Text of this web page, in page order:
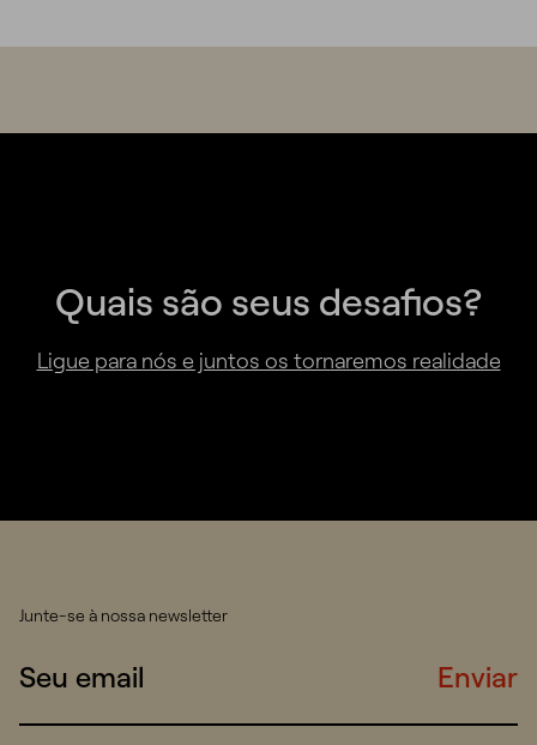
Quais são seus desafios?
Ligue para nós e juntos os tornaremos realidade
Junte-se à nossa newsletter
Enviar